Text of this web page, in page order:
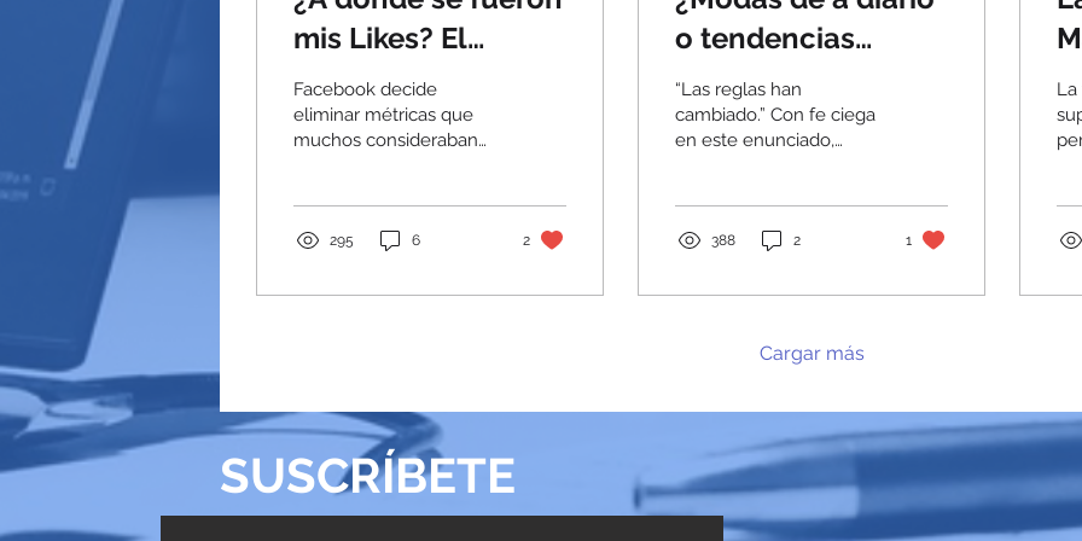
mis Likes? El
Futuro de las
Métricas en
Facebook
Facebook decide
eliminar métricas que
muchos consideraban
295 6 2
o tendencias
reales?
“Las reglas han
cambiado.” Con fe ciega
en este enunciado,
enfocando recursos...
388 2 1
Cargar más
SUSCRÍBETE